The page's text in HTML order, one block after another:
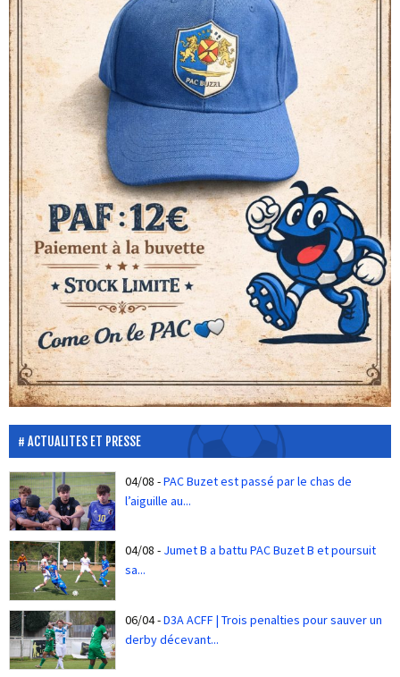
ACTUALITES ET PRESSE
04/08 -PAC Buzet est passé par le chas de
l’aiguille au...
04/08 - Jumet B a battu PAC Buzet B et poursuit
sa...
06/04-D3A ACFF | Trois penalties pour sauver un
derby décevant...